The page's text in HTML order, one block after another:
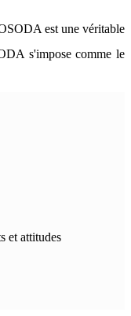
est une véritable
s'impose comme le
et attitudes